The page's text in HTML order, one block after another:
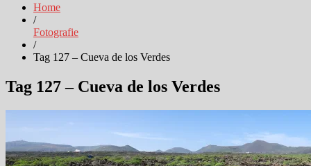
Home
/
Fotografie
/
Tag 127 – Cueva de los Verdes
Tag 127 – Cueva de los Verdes